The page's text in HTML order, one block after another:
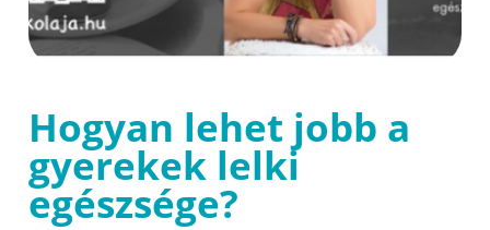
Hogyan lehet jobb a
gyerekek lelki
egészsége?